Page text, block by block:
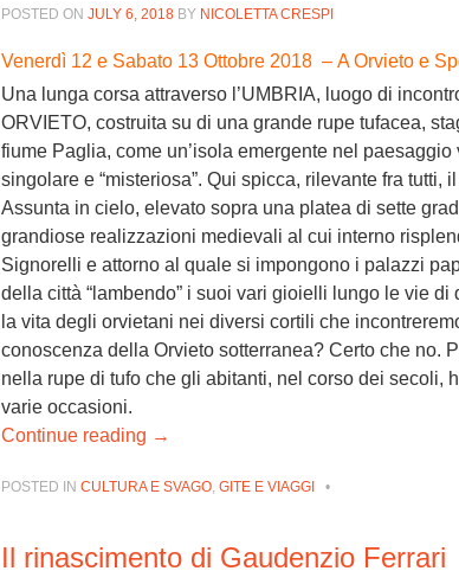
POSTED ON JULY 6, 2018 BY NICOLETTA CRESPI
Venerdì 12 e Sabato 13 Ottobre 2018 – A Orvieto e
Una lunga corsa attraverso l’UMBRIA, luogo di
ORVIETO, costruita su di una grande rupe tufacea,
fiume Paglia, come un’isola emergente nel
singolare e “misteriosa”. Qui spicca, rilevante fra tutti,
Assunta in cielo, elevato sopra una platea di sette
grandiose realizzazioni medievali al cui interno
Signorelli e attorno al quale si impongono i palazzi
della città “lambendo” i suoi vari gioielli lungo le vie
la vita degli orvietani nei diversi cortili che
conoscenza della Orvieto sotterranea? Certo che no.
nella rupe di tufo che gli abitanti, nel corso dei secoli,
varie occasioni.
Continue reading →
POSTED IN CULTURA E SVAGO, GITE E VIAGGI •
Il rinascimento di Gaudenzio Ferrari